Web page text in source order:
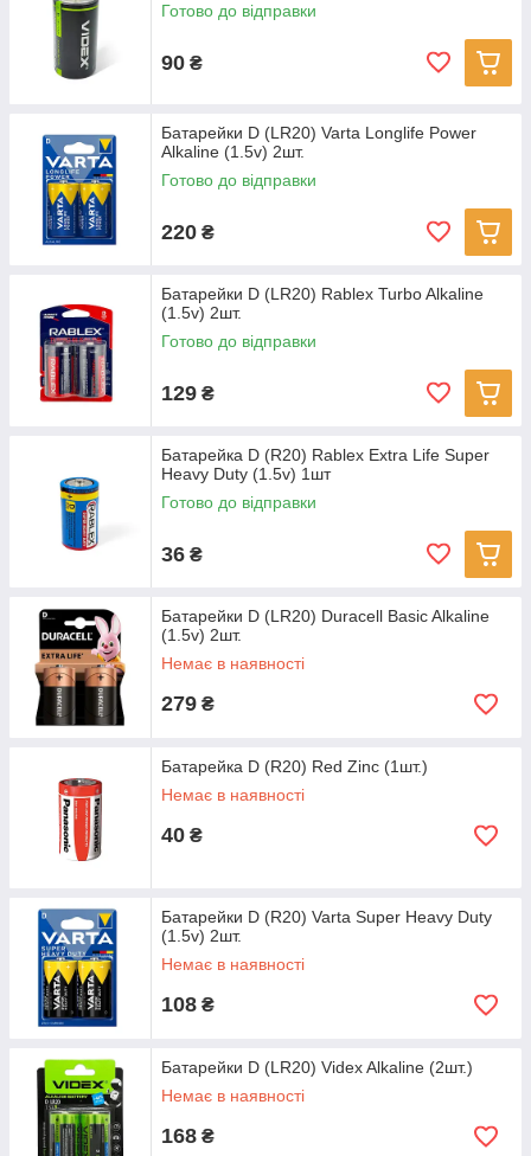
Готово до відправки
90 ₴
Батарейки D (LR20) Varta Longlife Power
Alkaline (1.5v) 2шт.
Готово до відправки
220 ₴
Батарейки D (LR20) Rablex Turbo Alkaline
(1.5v) 2шт.
Готово до відправки
129 ₴
Батарейка D (R20) Rablex Extra Life Super
Heavy Duty (1.5v) 1шт
Готово до відправки
36 ₴
Батарейки D (LR20) Duracell Basic Alkaline
(1.5v) 2шт.
Немає в наявності
279 ₴
Батарейка D (R20) Red Zinc (1шт.)
Немає в наявності
40 ₴
Батарейки D (R20) Varta Super Heavy Duty
(1.5v) 2шт.
Немає в наявності
108 ₴
Батарейки D (LR20) Videx Alkaline (2шт.)
Немає в наявності
168 ₴